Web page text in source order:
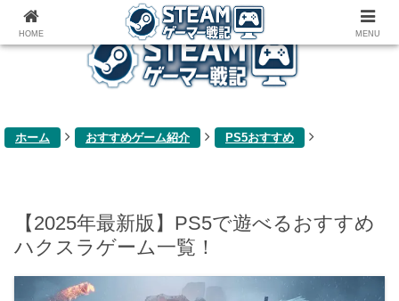
ゲーム関連雑記ブログ
ホーム おすすめゲーム紹介 PS5おすすめ
【2025年最新版】PS5で遊べるおすすめ
ハクスラゲーム一覧！
HOME MENU